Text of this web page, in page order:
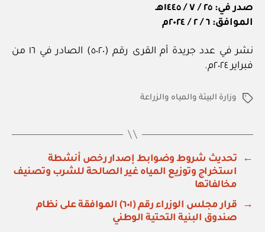
صدر في: ٢٥ / ٧ / ١٤٤٥هـ
الموافق: ٦ / ٢ / ٢٠٢٤م
نشر في عدد جريدة أم القرى رقم (٥٠٢٠) الصادر في ١٦ من
فبراير ٢٠٢٤م.
الوسوموزارة البيئة والمياه والزراعة
←
تحديث شروط وضوابط إصدار رخص أنشطة
استخراج وتوزيع المياه غير الصالحة للشرب وتصنيف
مخالفاتها
→
قرار مجلس الوزراء رقم (٦٠١) الموافقة على نظام
صندوق البنية التحتية الوطني